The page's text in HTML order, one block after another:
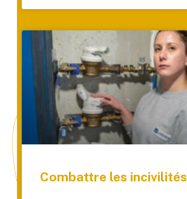
Combattre les incivilités